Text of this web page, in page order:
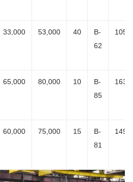
33,000 53,000 40
B-
62
105
65,000 80,000 10
B-
85
163
60,000 75,000 15
B-
81
149